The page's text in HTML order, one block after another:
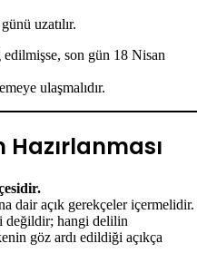
uzatılır.
son gün 18 Nisan
ulaşmalıdır.
dair açık gerekçeler içermelidir.
değildir; hangi delilin
göz ardı edildiği açıkça